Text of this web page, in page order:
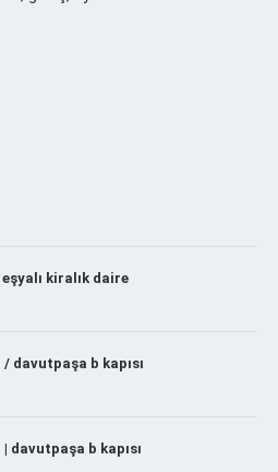
kiralık daire
/ davutpaşa b kapısı
davutpaşa b kapısı